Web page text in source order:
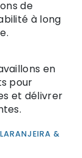
de
à long
en
pour
et délivrer
&